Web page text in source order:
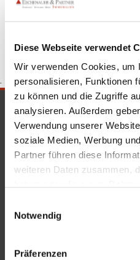
Diese Webseite verwendet
Wir verwenden Cookies, um
personalisieren, Funktionen
zu können und die Zugriffe
analysieren. Außerdem
Verwendung unserer
soziale Medien, Werbung
Partner führen diese
weiteren Daten zusammen,
Cookies, wenn Sie unsere
Notwendig
Präferenzen
Wohnung suche Weinheim
.
SICHERHEIT